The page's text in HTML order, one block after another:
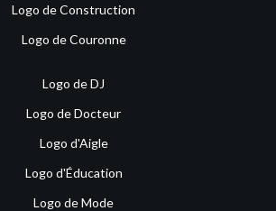
Logo de Construction
Logo de Couronne
Logo de DJ
Logo de Docteur
Logo d'Aigle
Logo d'Éducation
Logo de Mode